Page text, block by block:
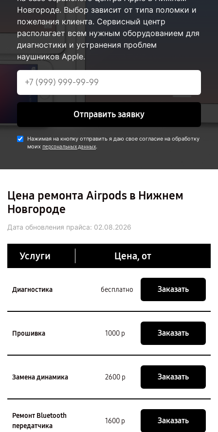
Новгороде. Выбор зависит от типа поломки и
пожелания клиента. Сервисный центр
располагает всем нужным оборудованием для
диагностики и устранения проблем
наушников Apple.
Отправить заявку
Нажимая на кнопку отправить я даю свое согласие на обработку
моих персональных данных.
Цена ремонта Airpods в Нижнем
Новгороде
Дата обновления прайса: 02.08.2026
Услуги Цена, от
Диагностика бесплатно Заказать
Прошивка 1000 р Заказать
Замена динамика 2600 р Заказать
Ремонт Bluetooth
передатчика
1600 р Заказать